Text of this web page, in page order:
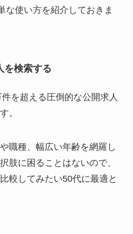
な使い方を紹介しておきま
を検索する
を超える圧倒的な公開求人
。
職種、幅広い年齢を網羅し
肢に困ることはないので、
較してみたい50代に最適と